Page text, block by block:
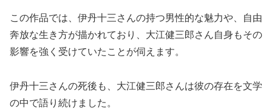
この作品では、伊丹十三さんの持つ男性的な魅力や、自由
奔放な生き方が描かれており、大江健三郎さん自身もその
影響を強く受けていたことが伺えます。
伊丹十三さんの死後も、大江健三郎さんは彼の存在を文学
の中で語り続けました。